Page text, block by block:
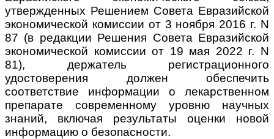
утвержденных Решением Совета Евразийской
экономической комиссии от 3 ноября 2016 г. N
87 (в редакции Решения Совета Евразийской
экономической комиссии от 19 мая 2022 г. N
81), держатель регистрационного
удостоверения должен обеспечить
соответствие информации о лекарственном
препарате современному уровню научных
знаний, включая результаты оценки новой
информацию о безопасности.